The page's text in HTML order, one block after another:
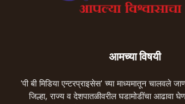
आमच्या विषयी
'पी बी मिडिया एन्टरप्राइसेस' च्या माध्यमातून चालवले
जिल्हा, राज्य व देशपातळीवरील घडामोडींचा आढावा